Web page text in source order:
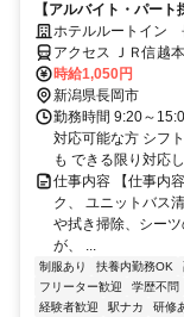
【アルバイト・パー
帰・未経験歓迎！主婦(
ホテルルートイン
アクセス ＪＲ信越
長岡大手口(南口)徒
時給1,050円
新潟県長岡市
勤務時間 9:20～
対応可能な方 シフ
も できる限り対応
仕事内容 【仕事内
ク、 ユニットバス
や拭き掃除、シー
が、 ...
制服あり 扶養内勤務OK
フリーター歓迎
学歴不問
経験者歓迎
駅ナカ 研修